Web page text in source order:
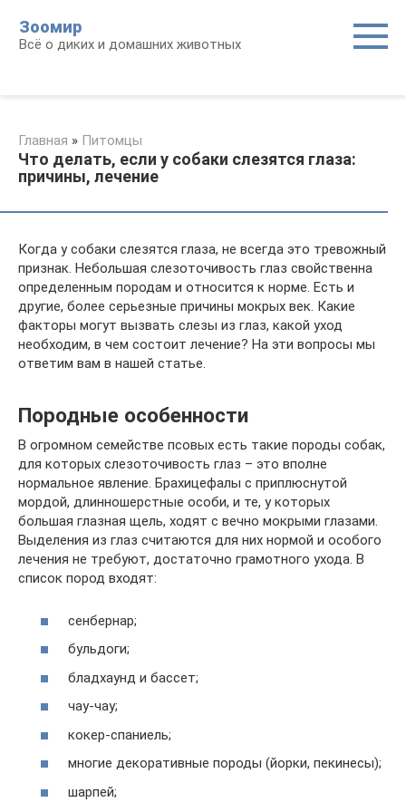
контенту
Зоомир
Всё о диких и домашних животных
Главная » Питомцы
Что делать, если у собаки слезятся глаза:
причины, лечение
Когда у собаки слезятся глаза, не всегда это тревожный
признак. Небольшая слезоточивость глаз свойственна
определенным породам и относится к норме. Есть и
другие, более серьезные причины мокрых век. Какие
факторы могут вызвать слезы из глаз, какой уход
необходим, в чем состоит лечение? На эти вопросы мы
ответим вам в нашей статье.
Породные особенности
В огромном семействе псовых есть такие породы собак,
для которых слезоточивость глаз – это вполне
нормальное явление. Брахицефалы с приплюснутой
мордой, длинношерстные особи, и те, у которых
большая глазная щель, ходят с вечно мокрыми глазами.
Выделения из глаз считаются для них нормой и особого
лечения не требуют, достаточно грамотного ухода. В
список пород входят:
сенбернар;
бульдоги;
бладхаунд и бассет;
чау-чау;
кокер-спаниель;
многие декоративные породы (йорки, пекинесы);
шарпей;